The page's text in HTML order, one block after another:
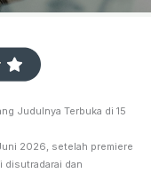
Judulnya Terbuka di 15
2026, setelah premiere
disutradarai dan